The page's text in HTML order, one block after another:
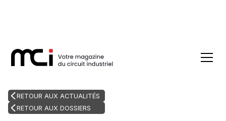
RETOUR AUX ACTUALITÉS
RETOUR AUX DOSSIERS